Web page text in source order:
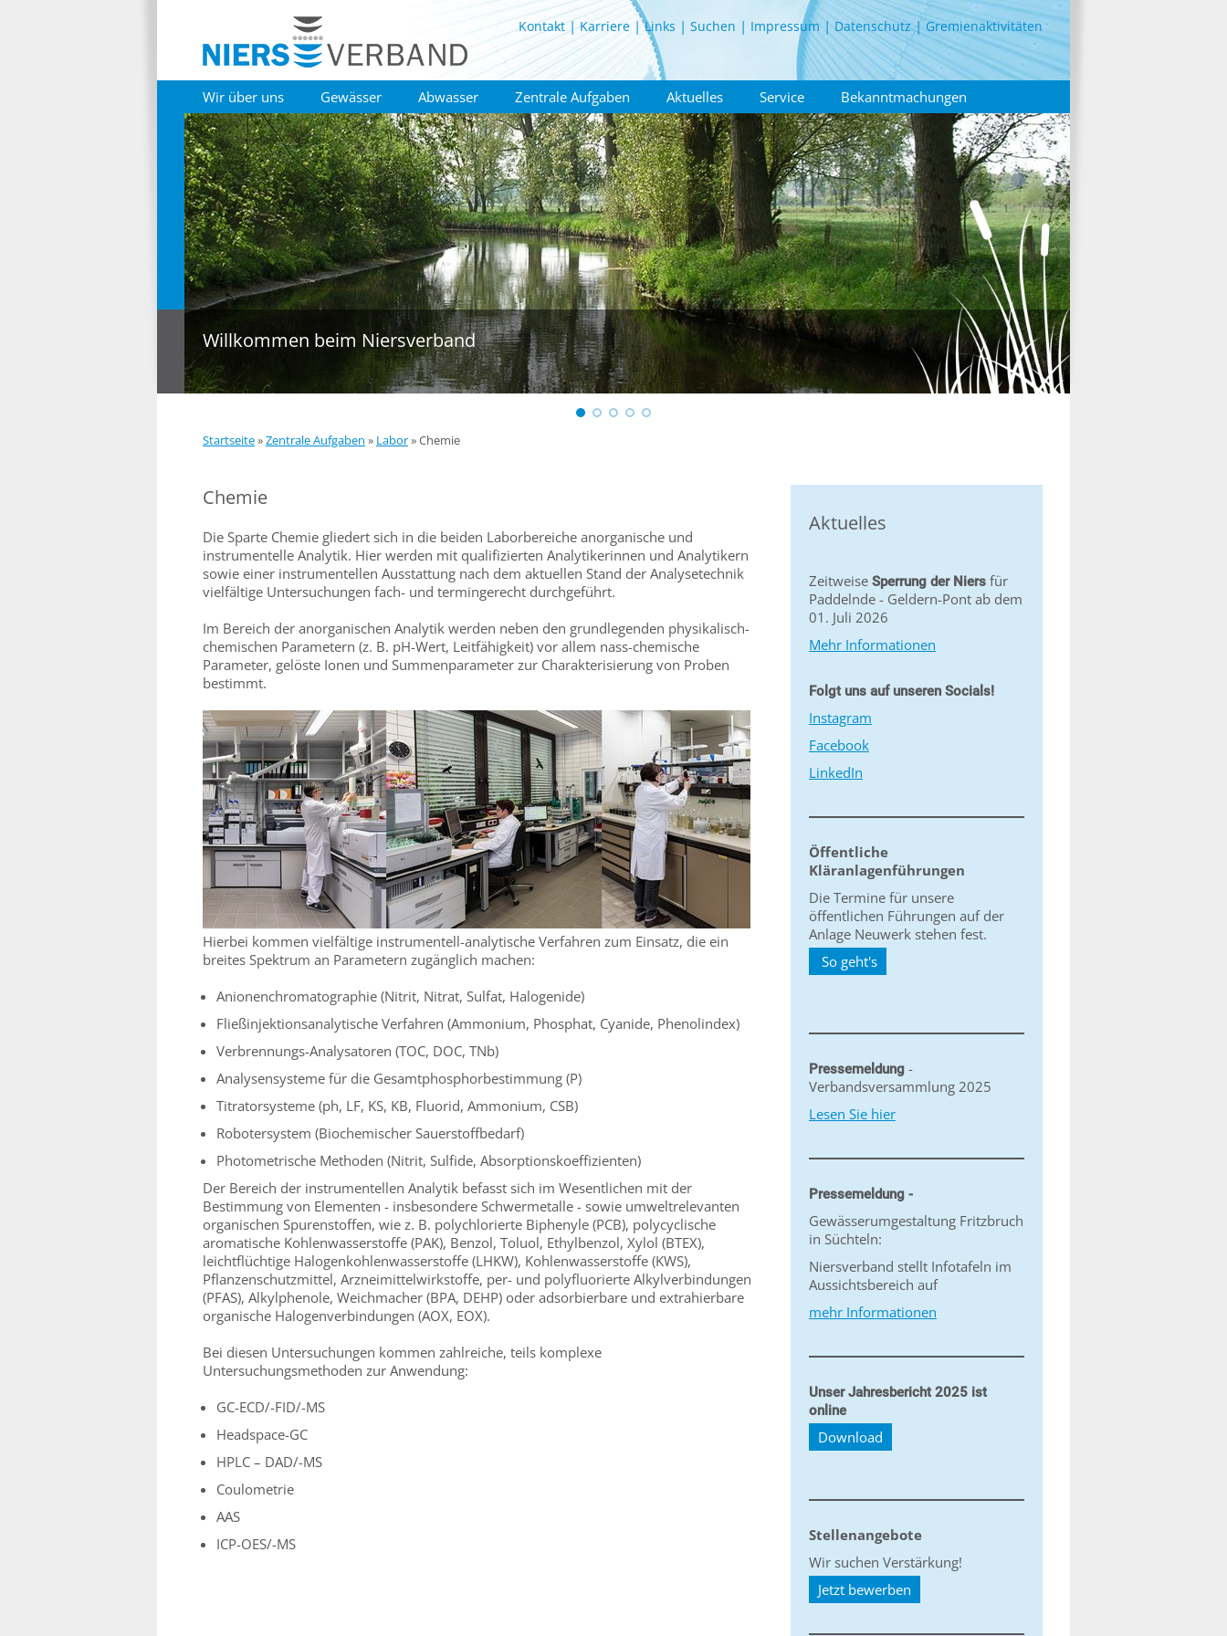
Kontakt Karriere Links Suchen Impressum Datenschutz Gremienaktivitäten
Wir über uns Gewässer Abwasser Zentrale Aufgaben Aktuelles Service Bekanntmachungen
Willkommen beim Niersverband
Startseite»Zentrale Aufgaben » Labor»Chemie
Chemie
Die Sparte Chemie gliedert sich in die beiden Laborbereiche anorganische und
instrumentelle Analytik. Hier werden mit qualifizierten Analytikerinnen und Analytikern
sowie einer instrumentellen Ausstattung nach dem aktuellen Stand der Analysetechnik
vielfältige Untersuchungen fach- und termingerecht durchgeführt.
Im Bereich der anorganischen Analytik werden neben den grundlegenden physikalisch-
chemischen Parametern (z. B. pH-Wert, Leitfähigkeit) vor allem nass-chemische
Parameter, gelöste Ionen und Summenparameter zur Charakterisierung von Proben
bestimmt.
Hierbei kommen vielfältige instrumentell-analytische Verfahren zum Einsatz, die ein
breites Spektrum an Parametern zugänglich machen:
Anionenchromatographie (Nitrit, Nitrat, Sulfat, Halogenide)
Fließinjektionsanalytische Verfahren (Ammonium, Phosphat, Cyanide, Phenolindex)
Verbrennungs-Analysatoren (TOC, DOC, TNb)
Analysensysteme für die Gesamtphosphorbestimmung (P)
Titratorsysteme (ph, LF, KS, KB, Fluorid, Ammonium, CSB)
Robotersystem (Biochemischer Sauerstoffbedarf)
Photometrische Methoden (Nitrit, Sulfide, Absorptionskoeffizienten)
Der Bereich der instrumentellen Analytik befasst sich im Wesentlichen mit der
Bestimmung von Elementen - insbesondere Schwermetalle - sowie umweltrelevanten
organischen Spurenstoffen, wie z. B. polychlorierte Biphenyle (PCB), polycyclische
aromatische Kohlenwasserstoffe (PAK), Benzol, Toluol, Ethylbenzol, Xylol (BTEX),
leichtflüchtige Halogenkohlenwasserstoffe (LHKW), Kohlenwasserstoffe (KWS),
Pflanzenschutzmittel, Arzneimittelwirkstoffe, per- und polyfluorierte Alkylverbindungen
(PFAS), Alkylphenole, Weichmacher (BPA, DEHP) oder adsorbierbare und extrahierbare
organische Halogenverbindungen (AOX, EOX).
Bei diesen Untersuchungen kommen zahlreiche, teils komplexe
Untersuchungsmethoden zur Anwendung:
GC-ECD/-FID/-MS
Headspace-GC
HPLC – DAD/-MS
Coulometrie
AAS
ICP-OES/-MS
Aktuelles
Zeitweise Sperrung der Niers für
Paddelnde - Geldern-Pont ab dem
01. Juli 2026
Mehr Informationen
Folgt uns auf unseren Socials!
Instagram
Facebook
LinkedIn
Öffentliche
Kläranlagenführungen
Die Termine für unsere
öffentlichen Führungen auf der
Anlage Neuwerk stehen fest.
So geht's
Pressemeldung -
Verbandsversammlung 2025
Lesen Sie hier
Pressemeldung -
Gewässerumgestaltung Fritzbruch
in Süchteln:
Niersverband stellt Infotafeln im
Aussichtsbereich auf
mehr Informationen
Unser Jahresbericht 2025 ist
online
Download
Stellenangebote
Wir suchen Verstärkung!
Jetzt bewerben